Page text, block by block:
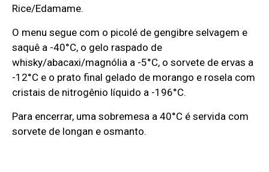
Rice/Edamame.
O menu segue com o picolé de gengibre selvagem e
saquê a -40°C, o gelo raspado de
whisky/abacaxi/magnólia a -5°C, o sorvete de ervas a
-12°C e o prato final gelado de morango e rosela com
cristais de nitrogênio líquido a -196°C.
Para encerrar, uma sobremesa a 40°C é servida com
sorvete de longan e osmanto.